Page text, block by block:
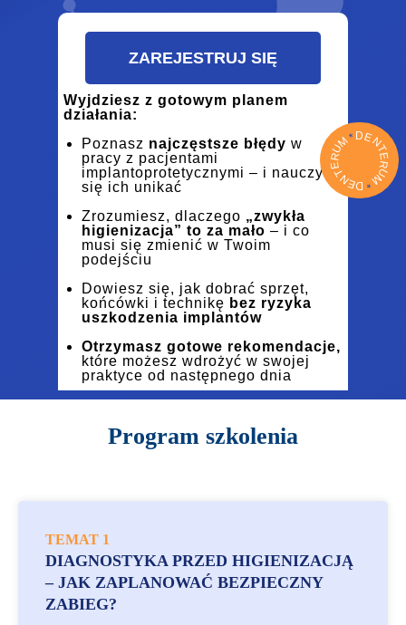
Wyjdziesz z gotowym planem
działania:
Poznasz najczęstsze błędy w
pracy z pacjentami
implantoprotetycznymi – i nauczysz
się ich unikać
Zrozumiesz, dlaczego „zwykła
higienizacja” to za mało – i co
musi się zmienić w Twoim
podejściu
Dowiesz się, jak dobrać sprzęt,
końcówki i technikę bez ryzyka
uszkodzenia implantów
Otrzymasz gotowe rekomendacje,
które możesz wdrożyć w swojej
praktyce od następnego dnia
D
*
EN
T
E
R
U
M
*
D
E
N
T
E
R
U
M
ZAREJESTRUJ SIĘ
Program szkolenia
TEMAT 1
DIAGNOSTYKA PRZED HIGIENIZACJĄ
– JAK ZAPLANOWAĆ BEZPIECZNY
ZABIEG?